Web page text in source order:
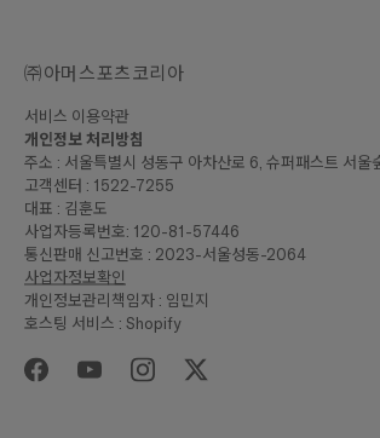
㈜아머스포츠코리아
서비스 이용약관
개인정보 처리방침
주소 : 서울특별시 성동구 아차산로 6, 슈퍼패스트 서울
고객센터 : 1522-7255
대표 : 김훈도
사업자등록번호: 120-81-57446
통신판매 신고번호 : 2023-서울성동-2064
사업자정보확인
개인정보관리책임자 : 임민지
호스팅 서비스 : Shopify